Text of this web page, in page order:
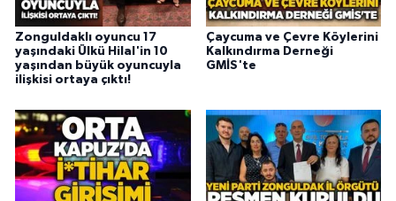
Zonguldaklı oyuncu 17
yaşındaki Ülkü Hilal'in 10
yaşından büyük oyuncuyla
ilişkisi ortaya çıktı!
Çaycuma ve Çevre Köylerini
Kalkındırma Derneği
GMİS'te